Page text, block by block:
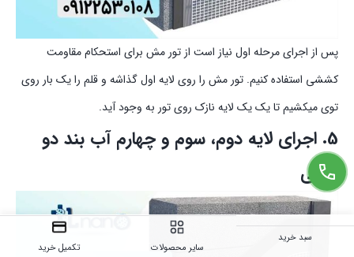
پس از اجرای مرحله اول نیاز است از تور مش برای استحکام مقاومت
کششی استفاده کنیم. تور مش را روی لایه اول گذاشه و قلم را یک بار روی
توی میکشیم تا یک یک لایه نازک روی تور به وجود آید.
5. اجرای لایه دوم، سوم و چهارم آب بند دو
جزئی
سبد خرید
سایر محصولات تکمیل خرید